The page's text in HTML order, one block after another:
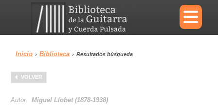
×
Menu
Biblioteca
Inicio › Biblioteca › Resultados búsqueda
VOLVER
Autor:Miguel Llobet (1878-1938)